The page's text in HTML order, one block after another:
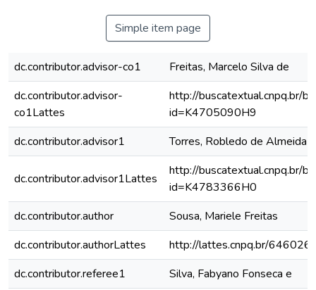
Simple item page
dc.contributor.advisor-co1
Freitas, Marcelo Silva de
dc.contributor.advisor-
co1Lattes
http://buscatextual.cnpq.br/
id=K4705090H9
dc.contributor.advisor1
Torres, Robledo de Almeida
dc.contributor.advisor1Lattes
http://buscatextual.cnpq.br/
id=K4783366H0
dc.contributor.author
Sousa, Mariele Freitas
dc.contributor.authorLattes
http://lattes.cnpq.br/
dc.contributor.referee1
Silva, Fabyano Fonseca e